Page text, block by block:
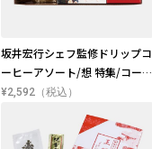
坂井宏行シェフ監修ドリップコ
ーヒーアソート/想 特集/コーヒ
ー・お茶
¥2,592（税込）